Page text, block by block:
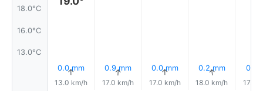
18.0°C
16.0°C
13.0°C
0.0 mm
↑
13.0 km/h
0.9 mm
↑
17.0 km/h
0.0 mm
↑
17.0 km/h
0.2 mm
↑
18.0 km/h
0.1
17.0